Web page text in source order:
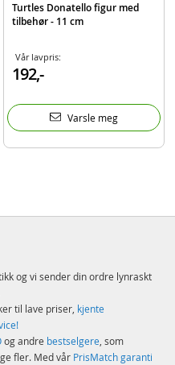
Turtles Donatello figur med
tilbehør - 11 cm
Vår lavpris:
192,-
Varsle meg
og vi sender din ordre lynraskt
til lave priser, kjente
og andre bestselgere, som
fler. Med vår PrisMatch garanti